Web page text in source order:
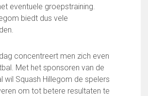
Loo
ereleden
eventuele groepstraining.
biedt dus vele
concentreert men zich even
Met het sponsoren van de
wil Squash Hillegom de spelers
om tot betere resultaten te